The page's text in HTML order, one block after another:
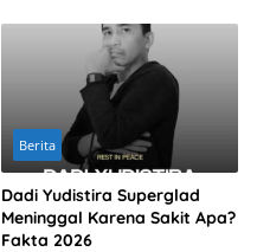
Berita
Dadi Yudistira Superglad
Meninggal Karena Sakit Apa?
Fakta 2026